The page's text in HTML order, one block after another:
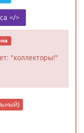
</>
"коллекторы!"